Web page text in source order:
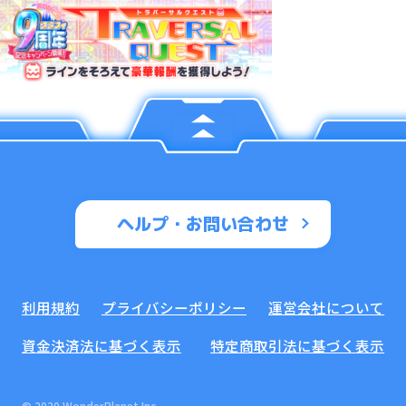
ヘルプ・お問い合わせ
利用規約 プライバシーポリシー
運営会社について
資金決済法に基づく表示
特定商取引法に基づく表示